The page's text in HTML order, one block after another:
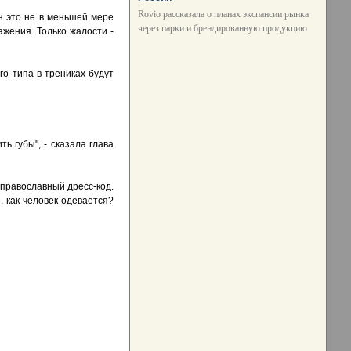
это не в меньшей мере
Только жалости -
типа в трениках будут
губы", - сказала глава
дресс-код.
человек одевается?
Rovio рассказала о планах экспансии рынка
через парки и брендированную продукцию